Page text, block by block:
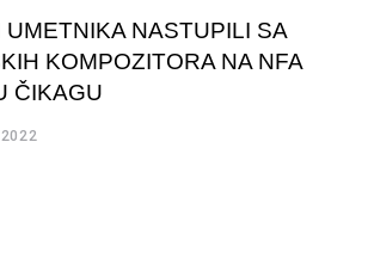
NASTUPILI SA
KOMPOZITORA NA NFA
ČIKAGU